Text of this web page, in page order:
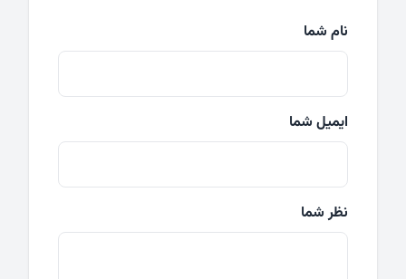
نام شما
ایمیل شما
نظر شما